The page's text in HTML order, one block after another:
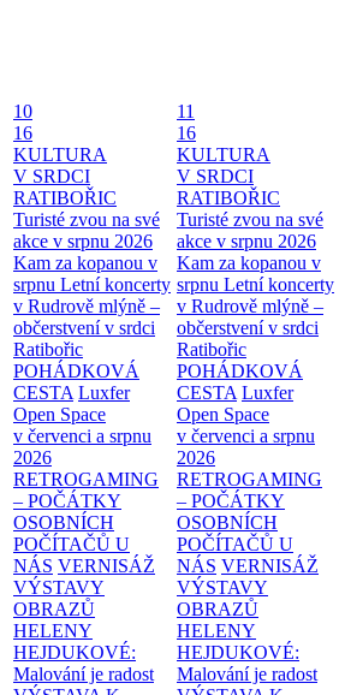
10
16
KULTURA
V SRDCI
RATIBOŘIC
Turisté zvou na své
akce v srpnu 2026
Kam za kopanou v
srpnu Letní koncerty
v Rudrově mlýně –
občerstvení v srdci
Ratibořic
POHÁDKOVÁ
CESTA Luxfer
Open Space
v červenci a srpnu
2026
RETROGAMING
– POČÁTKY
OSOBNÍCH
POČÍTAČŮ U
NÁS VERNISÁŽ
VÝSTAVY
OBRAZŮ
HELENY
HEJDUKOVÉ:
Malování je radost
11
16
KULTURA
V SRDCI
RATIBOŘIC
Turisté zvou na své
akce v srpnu 2026
Kam za kopanou v
srpnu Letní koncerty
v Rudrově mlýně –
občerstvení v srdci
Ratibořic
POHÁDKOVÁ
CESTA Luxfer
Open Space
v červenci a srpnu
2026
RETROGAMING
– POČÁTKY
OSOBNÍCH
POČÍTAČŮ U
NÁS VERNISÁŽ
VÝSTAVY
OBRAZŮ
HELENY
HEJDUKOVÉ:
Malování je radost